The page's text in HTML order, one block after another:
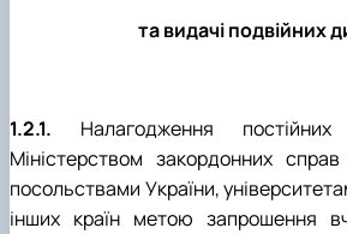
та видачі подвійних
1.2.1. Налагодження
Міністерством закордонних
посольствами України,
інших країн метою запрошення